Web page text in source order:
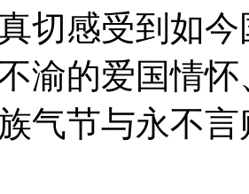
切感受到如
渝的爱国情
气节与永不